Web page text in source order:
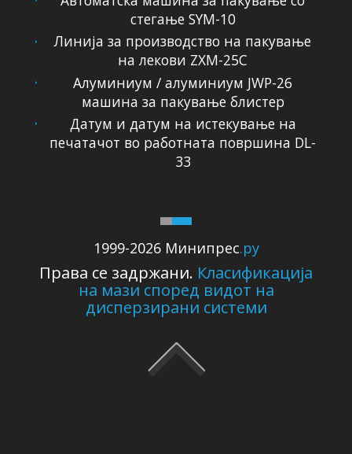
1999-2026 Минипрес.ру
Права се задржани. Класификација
на мази според видот на
дисперзирани системи
стегање SYM-10
Линија за производство на пакување
на лекови ZXM-25C
Алуминиум / алуминиум JWP-26
машина за пакување блистер
Датум и датум на истекување на
печатачот во работната површина DL-
33